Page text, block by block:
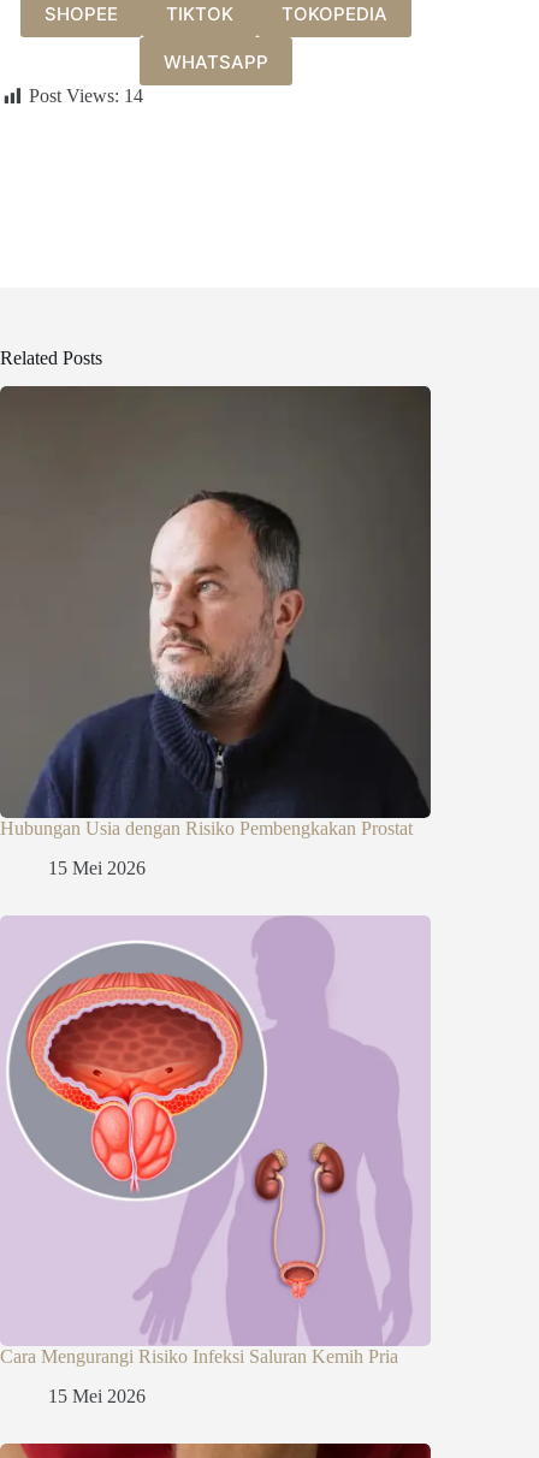
SHOPEE TIKTOK TOKOPEDIA
WHATSAPP
Post Views: 14
Related Posts
Hubungan Usia dengan Risiko Pembengkakan Prostat
15 Mei 2026
Cara Mengurangi Risiko Infeksi Saluran Kemih Pria
15 Mei 2026